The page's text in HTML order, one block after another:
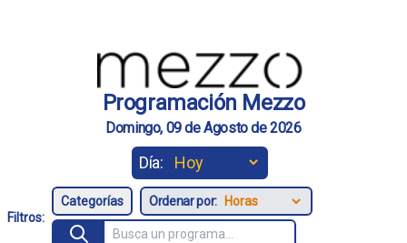
Programación Mezzo
Domingo, 09 de Agosto de 2026
Día:
Filtros:
Ordenar por: